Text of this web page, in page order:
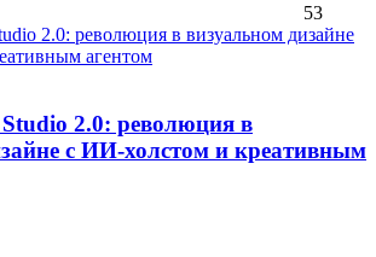
53
2.0: революция в
с ИИ-холстом и креативным